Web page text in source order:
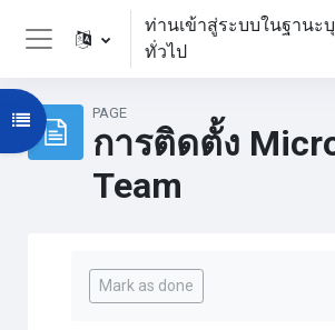
ข้ามไปที่เนื้อหาหลัก
Side panel
ท่านเข้าสู่ระบบในฐานะ
ทั่วไป
PAGE
การติดตั้ง
Team
Open course index
Mark as done